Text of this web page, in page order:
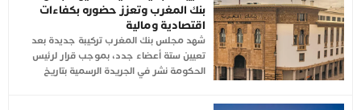
بنك المغرب وتعزز حضوره بكفاءات
اقتصادية ومالية
شهد مجلس بنك المغرب تركيبة جديدة بعد
تعيين ستة أعضاء جدد، بموجب قرار لرئيس
الحكومة نشر في الجريدة الرسمية بتاريخ